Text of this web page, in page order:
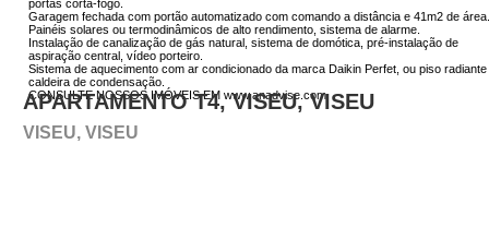
portas corta-fogo.
Garagem fechada com portão automatizado com comando a distância e 41m2 de área.
Painéis solares ou termodinâmicos de alto rendimento, sistema de alarme.
Instalação de canalização de gás natural, sistema de domótica, pré-instalação de
aspiração central, vídeo porteiro.
Sistema de aquecimento com ar condicionado da marca Daikin Perfet, ou piso
caldeira de condensação.
CONSULTE NOSSOS IMÓVEIS EM www.anadvise.com
APARTAMENTO T4, VISEU, VISEU
VISEU, VISEU